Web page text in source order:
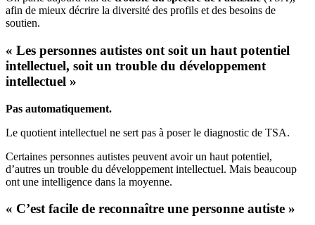
afin de mieux décrire la diversité des profils et des besoins de
soutien.
« Les personnes autistes ont soit un haut potentiel
intellectuel, soit un trouble du développement
intellectuel »
Pas automatiquement.
Le quotient intellectuel ne sert pas à poser le diagnostic de TSA.
Certaines personnes autistes peuvent avoir un haut potentiel,
d’autres un trouble du développement intellectuel. Mais beaucoup
ont une intelligence dans la moyenne.
« C’est facile de reconnaître une personne autiste »